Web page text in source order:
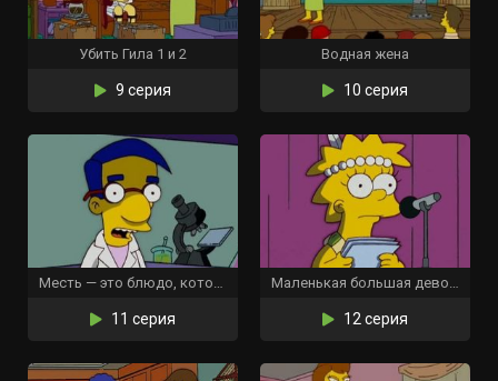
Убить Гила 1 и 2
9 серия
Водная жена
10 серия
Месть — это блюдо, которое подают трижды
11 серия
Маленькая большая девочка
12 серия